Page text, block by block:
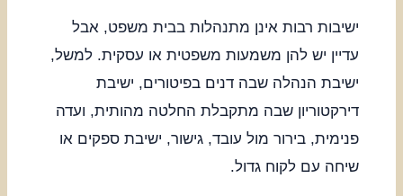
ישיבות רבות אינן מתנהלות בבית משפט, אבל
עדיין יש להן משמעות משפטית או עסקית. למשל,
ישיבת הנהלה שבה דנים בפיטורים, ישיבת
דירקטוריון שבה מתקבלת החלטה מהותית, ועדה
פנימית, בירור מול עובד, גישור, ישיבת ספקים או
שיחה עם לקוח גדול.